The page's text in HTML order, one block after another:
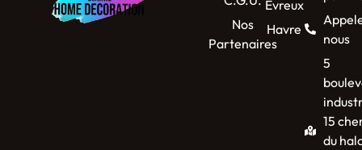
Nos
Partenaires
Evreux
Havre
nous
5
15
du